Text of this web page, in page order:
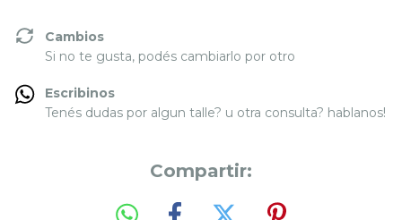
Cambios
Si no te gusta, podés cambiarlo por otro
Escribinos
Tenés dudas por algun talle? u otra consulta? hablanos!
Compartir: